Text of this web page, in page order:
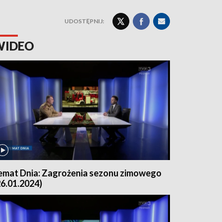
UDOSTĘPNIJ:
Dnia: Zagrożenia sezonu zimowego